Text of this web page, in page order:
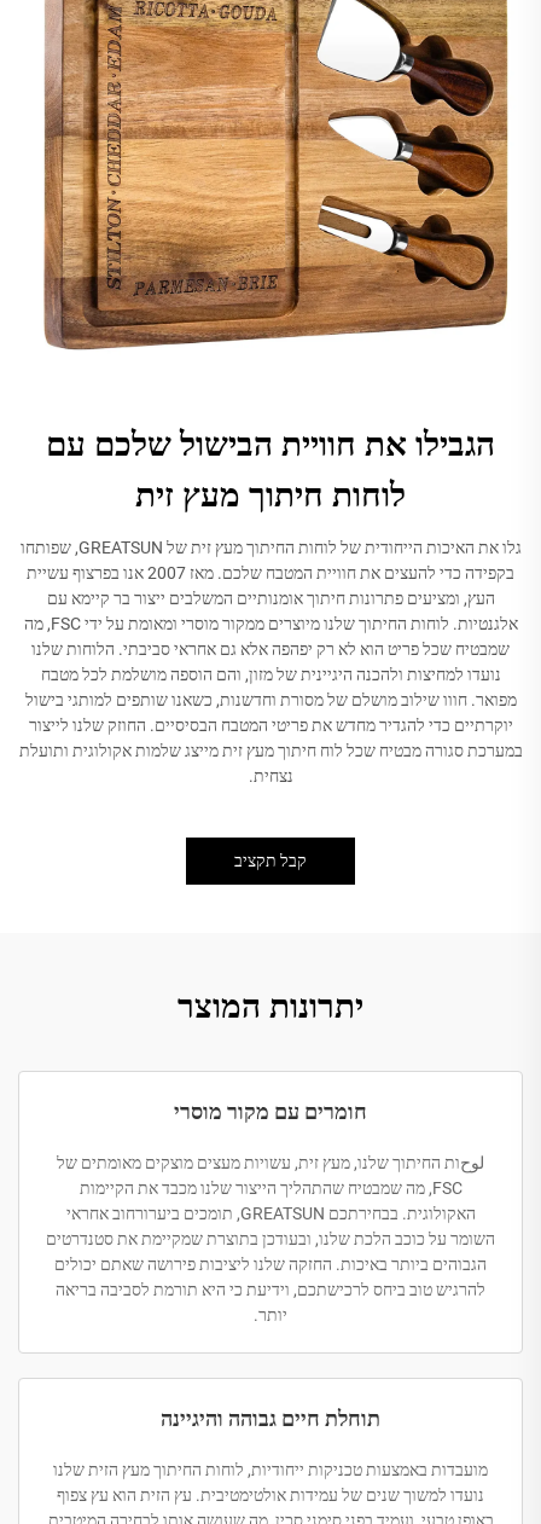
הגבילו את חוויית הבישול שלכם עם
לוחות חיתוך מעץ זית
גלו את האיכות הייחודית של לוחות החיתוך מעץ זית של GREATSUN, שפותחו
בקפידה כדי להעצים את חוויית המטבח שלכם. מאז 2007 אנו בפרצוף עשיית
העץ, ומציעים פתרונות חיתוך אומנותיים המשלבים ייצור בר קיימא עם
אלגנטיות. לוחות החיתוך שלנו מיוצרים ממקור מוסרי ומאומת על ידי FSC, מה
שמבטיח שכל פריט הוא לא רק יפהפה אלא גם אחראי סביבתי. הלוחות שלנו
נועדו למחיצות ולהכנה היגיינית של מזון, והם הוספה מושלמת לכל מטבח
מפואר. חווו שילוב מושלם של מסורת וחדשנות, כשאנו שותפים למותגי בישול
יוקרתיים כדי להגדיר מחדש את פריטי המטבח הבסיסיים. החוזק שלנו לייצור
במערכת סגורה מבטיח שכל לוח חיתוך מעץ זית מייצג שלמות אקולוגית ותועלת
נצחית.
קבל תקציב
יתרונות המוצר
חומרים עם מקור מוסרי
لوحות החיתוך שלנו, מעץ זית, עשויות מעצים מוצקים מאומתים של
FSC, מה שמבטיח שהתהליך הייצור שלנו מכבד את הקיימות
האקולוגית. בבחירתכם GREATSUN, תומכים ביערורחוב אחראי
השומר על כוכב הלכת שלנו, ובעודכן בתוצרת שמקיימת את סטנדרטים
הגבוהים ביותר באיכות. החזקה שלנו ליציבות פירושה שאתם יכולים
להרגיש טוב ביחס לרכישתכם, וידיעת כי היא תורמת לסביבה בריאה
יותר.
תוחלת חיים גבוהה והיגיינה
מועבדות באמצעות טכניקות ייחודיות, לוחות החיתוך מעץ הזית שלנו
נועדו למשוך שנים של עמידות אולטימטיבית. עץ הזית הוא עץ צפוף